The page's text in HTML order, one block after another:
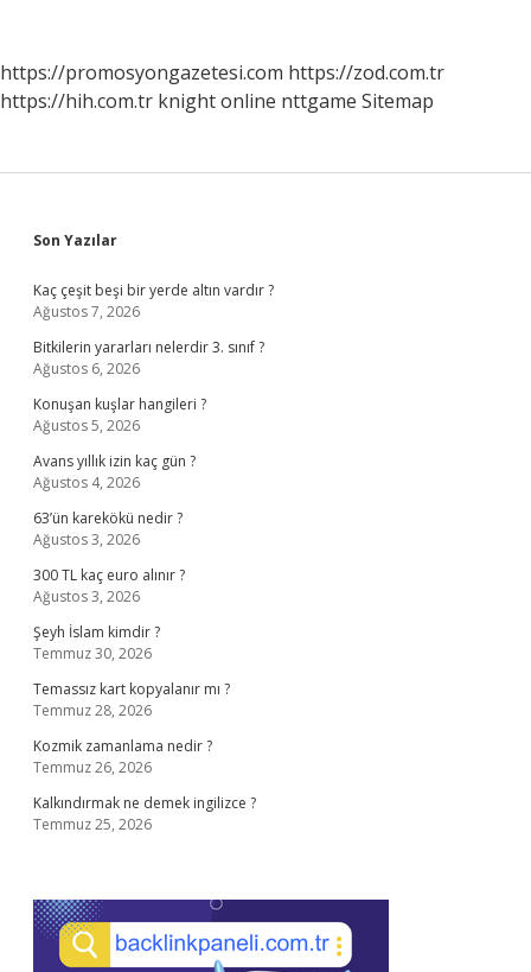
https://promosyongazetesi.com https://zod.com.tr
https://hih.com.tr knight online nttgame Sitemap
Sidebar
Son Yazılar
Kaç çeşit beşi bir yerde altın vardır ?
Ağustos 7, 2026
Bitkilerin yararları nelerdir 3. sınıf ?
Ağustos 6, 2026
Konuşan kuşlar hangileri ?
Ağustos 5, 2026
Avans yıllık izin kaç gün ?
Ağustos 4, 2026
63’ün karekökü nedir ?
Ağustos 3, 2026
300 TL kaç euro alınır ?
Ağustos 3, 2026
Şeyh İslam kimdir ?
Temmuz 30, 2026
Temassız kart kopyalanır mı ?
Temmuz 28, 2026
Kozmik zamanlama nedir ?
Temmuz 26, 2026
Kalkındırmak ne demek ingilizce ?
Temmuz 25, 2026